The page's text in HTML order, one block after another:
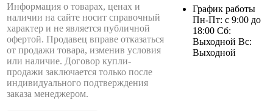
Информация о товарах, ценах и
наличии на сайте носит справочный
характер и не является публичной
офертой. Продавец вправе отказаться
от продажи товара, изменив условия
или наличие. Договор купли-
продажи заключается только после
индивидуального подтверждения
заказа менеджером.
График работы
Пн-Пт: с 9:00 до
18:00 Сб:
Выходной Вс:
Выходной